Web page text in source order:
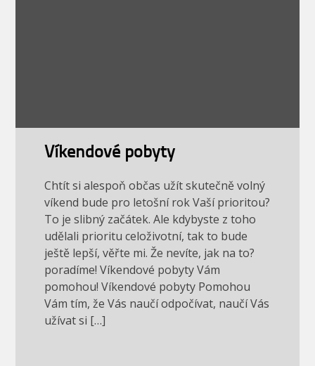
Víkendové pobyty
Chtít si alespoň občas užít skutečně volný
víkend bude pro letošní rok Vaší prioritou?
To je slibný začátek. Ale kdybyste z toho
udělali prioritu celoživotní, tak to bude
ještě lepší, věřte mi. Že nevíte, jak na to?
poradíme! Víkendové pobyty Vám
pomohou! Víkendové pobyty Pomohou
Vám tím, že Vás naučí odpočívat, naučí Vás
užívat si […]